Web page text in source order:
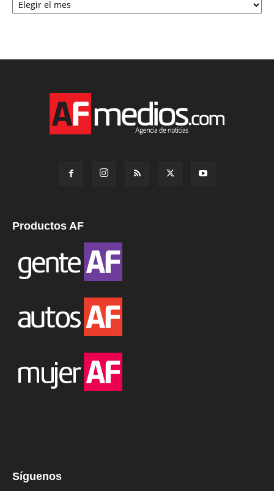
Productos AF
Síguenos